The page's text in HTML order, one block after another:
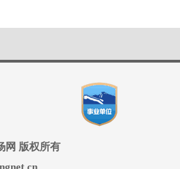
网 版权所有